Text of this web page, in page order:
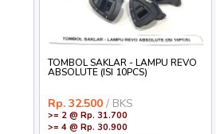
TOMBOL SAKLAR - LAMPU REVO
ABSOLUTE (ISI 10PCS)
Rp. 32.500 / BKS
>= 2 @ Rp. 31.700
>= 4 @ Rp. 30.900